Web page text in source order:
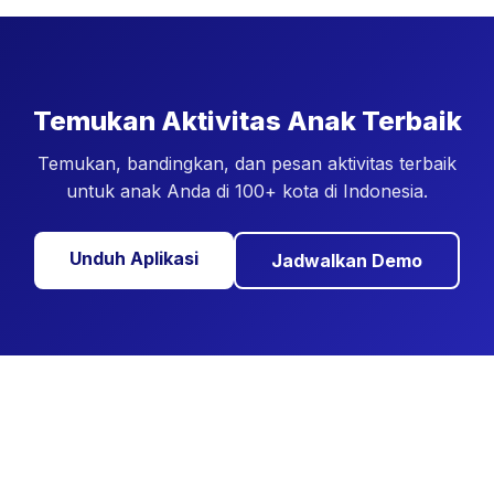
Temukan Aktivitas Anak Terbaik
Temukan, bandingkan, dan pesan aktivitas terbaik
untuk anak Anda di 100+ kota di Indonesia.
Unduh Aplikasi Jadwalkan Demo